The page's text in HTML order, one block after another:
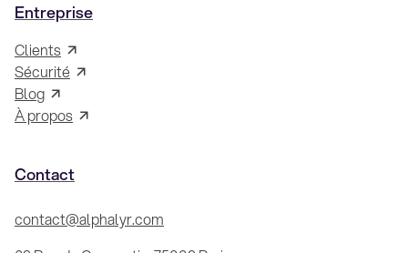
Entreprise
Clients
Sécurité
Blog
À propos
Contact
contact@alphalyr.com